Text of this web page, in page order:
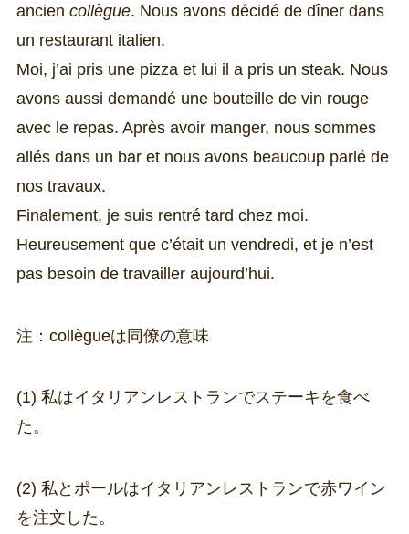
ancien collègue. Nous avons décidé de dîner dans
un restaurant italien.
Moi, j’ai pris une pizza et lui il a pris un steak. Nous
avons aussi demandé une bouteille de vin rouge
avec le repas. Après avoir manger, nous sommes
allés dans un bar et nous avons beaucoup parlé de
nos travaux.
Finalement, je suis rentré tard chez moi.
Heureusement que c’était un vendredi, et je n’est
pas besoin de travailler aujourd’hui.
注：collègueは同僚の意味
(1) 私はイタリアンレストランでステーキを食べ
た。
(2) 私とポールはイタリアンレストランで赤ワイン
を注文した。